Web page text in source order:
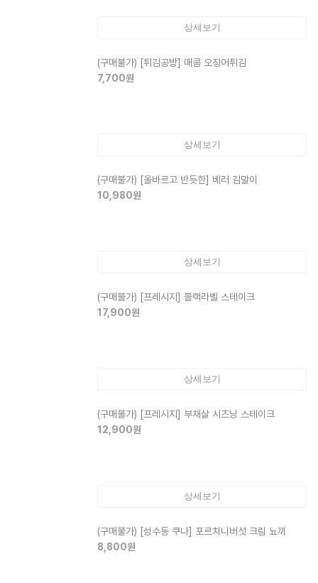
상세보기
(구매불가) [튀김공방] 매콤 오징어튀김
7,700원
상세보기
(구매불가) [올바르고 반듯한] 베러 김말이
10,980원
상세보기
(구매불가) [프레시지] 블랙라벨 스테이크
17,900원
상세보기
(구매불가) [프레시지] 부채살 시즈닝 스테이크
12,900원
상세보기
(구매불가) [성수동 쿠나] 포르치니버섯 크림 뇨끼
8,800원